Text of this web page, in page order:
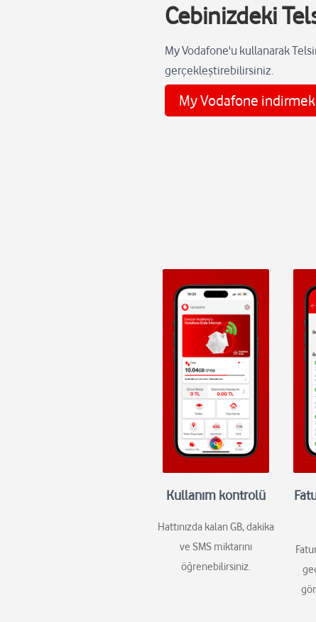
Cebinizdeki
My Vodafone'u kullanarak
gerçekleştirebilirsiniz.
My Vodafone indirmek
Kullanım kontrolü
Hattınızda kalan GB, dakika
ve SMS miktarını
öğrenebilirsiniz.